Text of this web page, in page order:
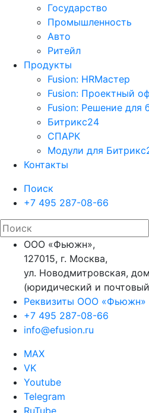
Государство
Промышленность
Авто
Ритейл
Продукты
Fusion: HRМастер
Fusion: Проектный
Fusion: Решение для
Битрикс24
СПАРК
Модули для
Контакты
Поиск
+7 495 287-08-66
ООО «Фьюжн»,
127015, г. Москва,
ул. Новодмитровская,
(юридический и
Реквизиты ООО «Фьюжн»
+7 495 287-08-66
info@efusion.ru
MAX
VK
Youtube
Telegram
RuTube